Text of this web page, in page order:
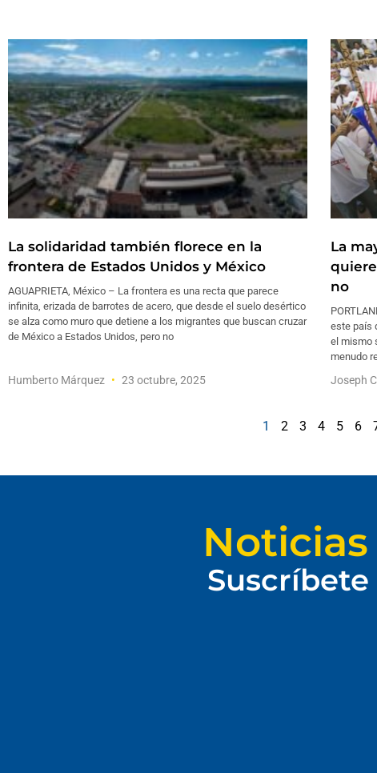
La solidaridad también florece en la
frontera de Estados Unidos y México
AGUAPRIETA, México – La frontera es una recta que parece
infinita, erizada de barrotes de acero, que desde el suelo desértico
se alza como muro que detiene a los migrantes que buscan cruzar
de México a Estados Unidos, pero no
Humberto Márquez 23 octubre, 2025
La
no
este país
el mismo
menudo
Joseph
1 2 3 4 5 6